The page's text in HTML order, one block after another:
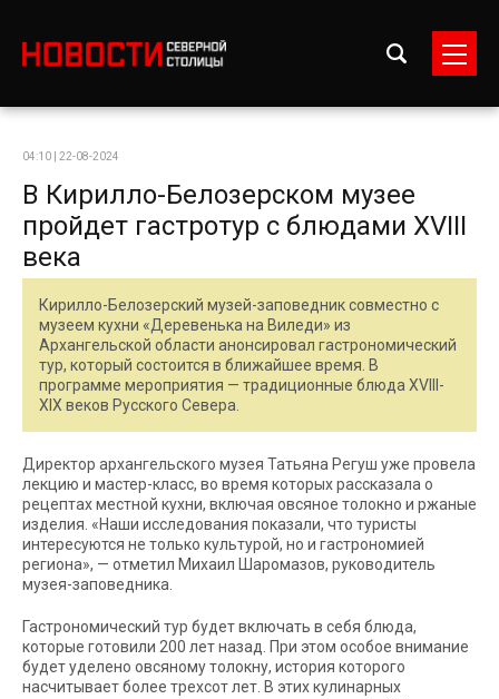
04:10 | 22-08-2024
В Кирилло-Белозерском музее
пройдет гастротур с блюдами XVIII
века
Кирилло-Белозерский музей-заповедник совместно с
музеем кухни «Деревенька на Виледи» из
Архангельской области анонсировал гастрономический
тур, который состоится в ближайшее время. В
программе мероприятия — традиционные блюда XVIII-
XIX веков Русского Севера.
Директор архангельского музея Татьяна Регуш уже провела
лекцию и мастер-класс, во время которых рассказала о
рецептах местной кухни, включая овсяное толокно и ржаные
изделия. «Наши исследования показали, что туристы
интересуются не только культурой, но и гастрономией
региона», — отметил Михаил Шаромазов, руководитель
музея-заповедника.
Гастрономический тур будет включать в себя блюда,
которые готовили 200 лет назад. При этом особое внимание
будет уделено овсяному толокну, история которого
насчитывает более трехсот лет. В этих кулинарных